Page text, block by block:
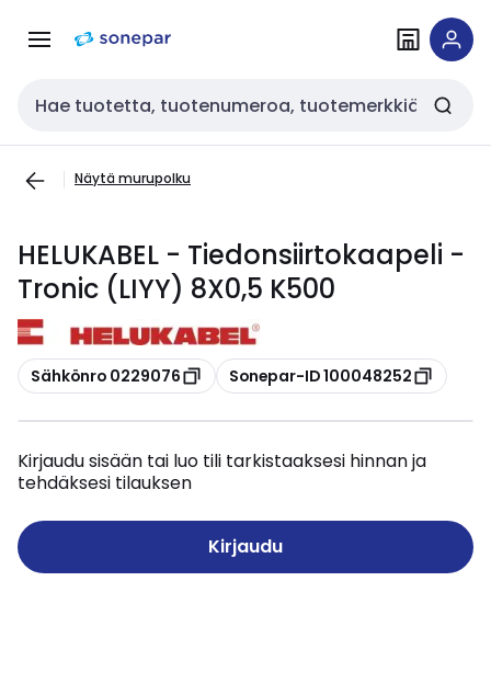
navigointiinsisältöön
Haku
Näytä murupolku
HELUKABEL - Tiedonsiirtokaapeli -
Tronic (LIYY) 8X0,5 K500
Kopioi
Sähkönro 0229076 Kopioi
Sonepar-ID 100048252
Kirjaudu sisään tai luo tili tarkistaaksesi hinnan ja
tehdäksesi tilauksen
Kirjaudu